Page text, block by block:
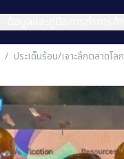
/ ประเด็นร้อน/เจาะลึกตลาดโลก